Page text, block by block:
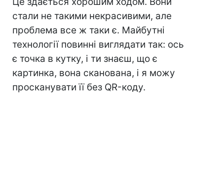
стали не такими некрасивими, але
проблема все ж таки є. Майбутні
технології повинні виглядати так: ось
є точка в кутку, і ти знаєш, що є
картинка, вона сканована, і я можу
просканувати її без QR-коду.